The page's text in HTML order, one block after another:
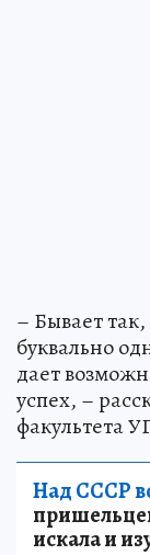
– Бывает
буквально
дает
успех, –
факультета
Над СССР
искала и